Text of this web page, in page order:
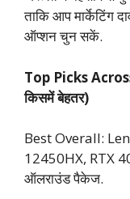
ताकि आप मार्केटिंग
ऑप्शन चुन सकें.
Top Picks
किसमें बेहतर)
Best Overall:
12450HX, RTX
ऑलराउंड पैकेज.